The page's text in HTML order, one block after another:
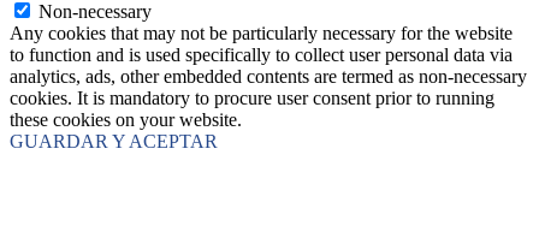
Non-necessary
Any cookies that may not be particularly necessary for the website
to function and is used specifically to collect user personal data via
analytics, ads, other embedded contents are termed as non-necessary
cookies. It is mandatory to procure user consent prior to running
these cookies on your website.
GUARDAR Y ACEPTAR